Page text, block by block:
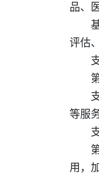
品、
评估
等服
用，